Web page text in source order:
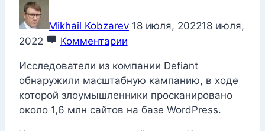
Mikhail Kobzarev 18 июля, 202218 июля,
2022
Комментарии
Исследователи из компании Defiant
обнаружили масштабную кампанию, в ходе
которой злоумышленники просканировано
около 1,6 млн сайтов на базе WordPress.